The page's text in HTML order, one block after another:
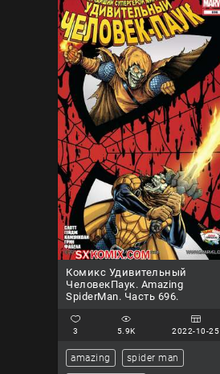
Комикс Удивительный
ЧеловекПаук. Amazing
SpiderMan. Часть 696.
3 5.9K 2022-10-25
amazing spider man